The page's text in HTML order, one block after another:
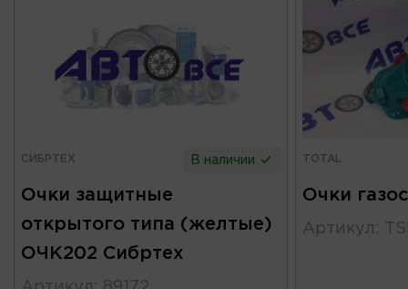
СИБРТЕХ В наличии
Очки защитные
открытого типа (желтые)
ОЧК202 Сибртех
TOTAL
Очки
Артикул :